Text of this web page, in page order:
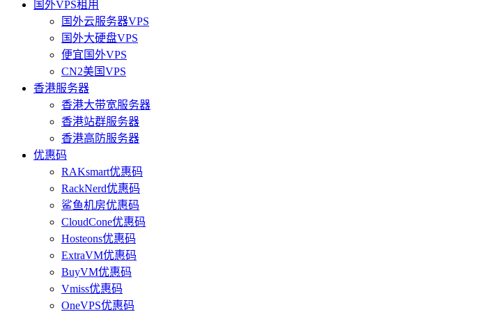
国外VPS租用
国外云服务器VPS
国外大硬盘VPS
便宜国外VPS
CN2美国VPS
香港服务器
香港大带宽服务器
香港站群服务器
香港高防服务器
优惠码
RAKsmart优惠码
RackNerd优惠码
鲨鱼机房优惠码
CloudCone优惠码
Hosteons优惠码
ExtraVM优惠码
BuyVM优惠码
Vmiss优惠码
OneVPS优惠码